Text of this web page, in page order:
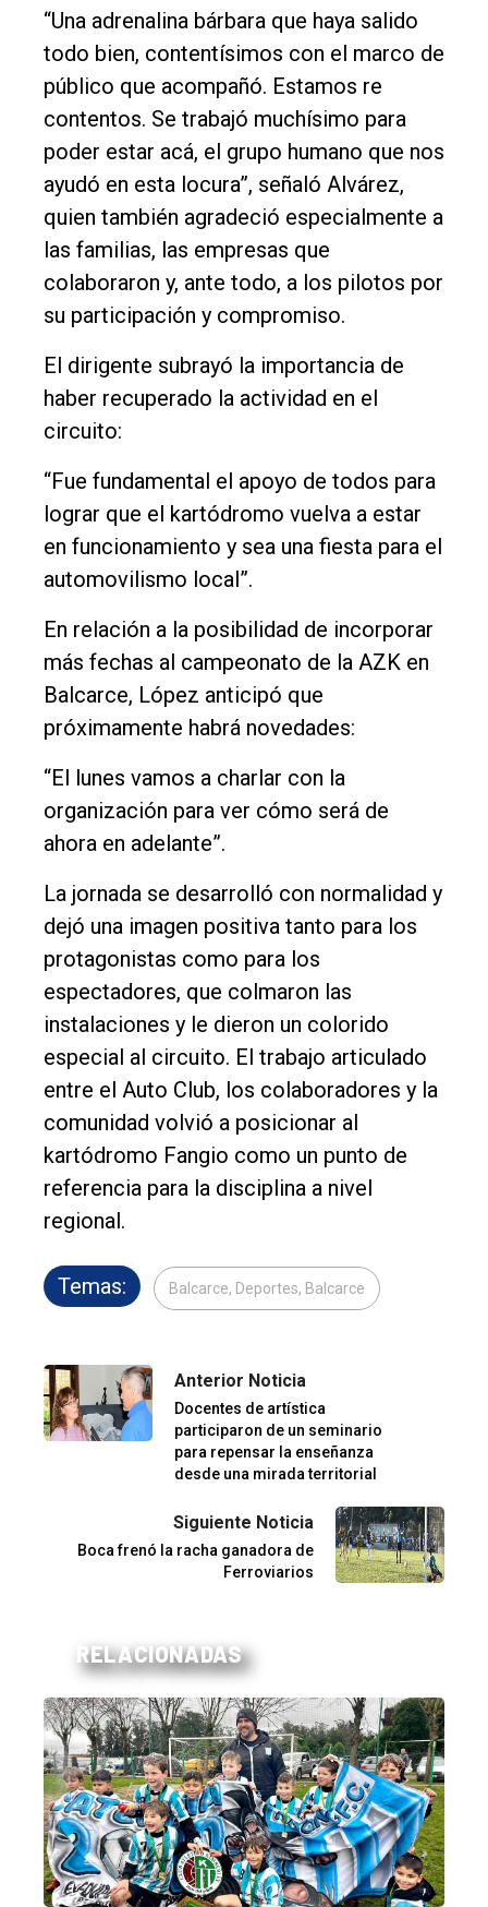
“Una adrenalina bárbara que haya salido
todo bien, contentísimos con el marco de
público que acompañó. Estamos re
contentos. Se trabajó muchísimo para
poder estar acá, el grupo humano que nos
ayudó en esta locura”, señaló Alvárez,
quien también agradeció especialmente a
las familias, las empresas que
colaboraron y, ante todo, a los pilotos por
su participación y compromiso.
El dirigente subrayó la importancia de
haber recuperado la actividad en el
circuito:
“Fue fundamental el apoyo de todos para
lograr que el kartódromo vuelva a estar
en funcionamiento y sea una fiesta para el
automovilismo local”.
En relación a la posibilidad de incorporar
más fechas al campeonato de la AZK en
Balcarce, López anticipó que
próximamente habrá novedades:
“El lunes vamos a charlar con la
organización para ver cómo será de
ahora en adelante”.
La jornada se desarrolló con normalidad y
dejó una imagen positiva tanto para los
protagonistas como para los
espectadores, que colmaron las
instalaciones y le dieron un colorido
especial al circuito. El trabajo articulado
entre el Auto Club, los colaboradores y la
comunidad volvió a posicionar al
kartódromo Fangio como un punto de
referencia para la disciplina a nivel
regional.
Temas: Balcarce, Deportes, Balcarce
Anterior Noticia
Docentes de artística
participaron de un seminario
para repensar la enseñanza
desde una mirada territorial
Siguiente Noticia
Boca frenó la racha ganadora de
Ferroviarios
RELACIONADAS